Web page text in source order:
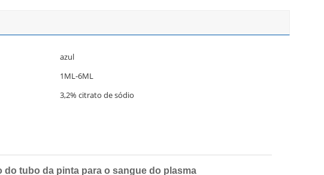
azul
1ML-6ML
3,2% citrato de sódio
tubo da pinta para o sangue do plasma